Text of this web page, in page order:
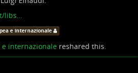
libs…
e internazionale
internazionale reshared this.